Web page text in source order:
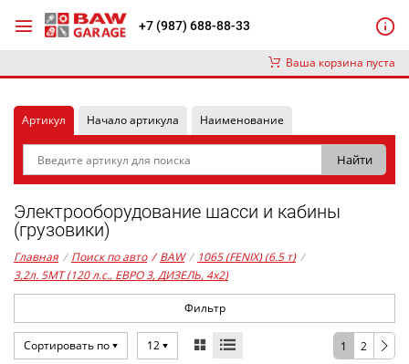
+7 (987) 688-88-33
Ваша корзина пуста
Артикул Начало артикула Наименование
Электрооборудование шасси и кабины
(грузовики)
Главная / Поиск по авто / BAW / 1065 (FENIX) (6.5 т) /
3,2л. 5MT (120 л.с., ЕВРО 3, ДИЗЕЛЬ, 4x2)
Фильтр
Сортировать по 12 1 2